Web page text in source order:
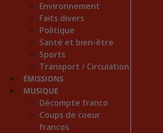
Environnement
Faits divers
Politique
Santé et bien-être
Sports
Transport / Circulation
ÉMISSIONS
MUSIQUE
Décompte franco
Coups de coeur
francos